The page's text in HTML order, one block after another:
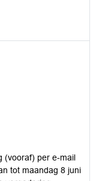
(vooraf) per e-mail
tot maandag 8 juni